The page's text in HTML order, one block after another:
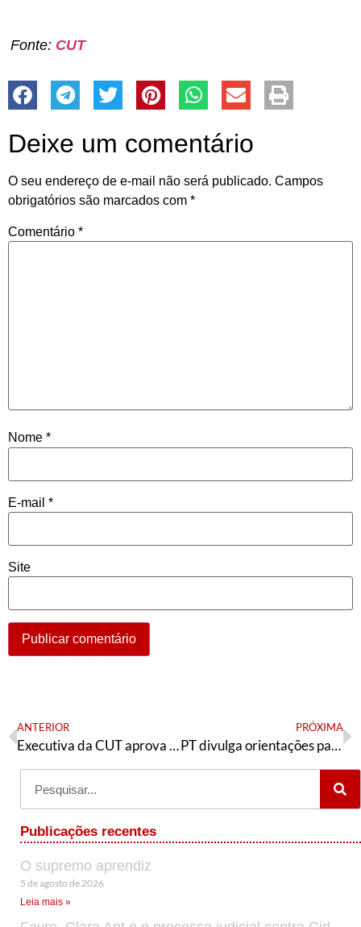
Fonte: CUT
Deixe um comentário
O seu endereço de e-mail não será publicado. Campos
obrigatórios são marcados com *
Comentário *
Nome *
E-mail *
Site
ANTERIOR
Executiva da CUT aprova resoluções
PRÓXIMA
PT divulga orientações para apoio à chapa Renova ANDES
Publicações recentes
O supremo aprendiz
5 de agosto de 2026
Leia mais »